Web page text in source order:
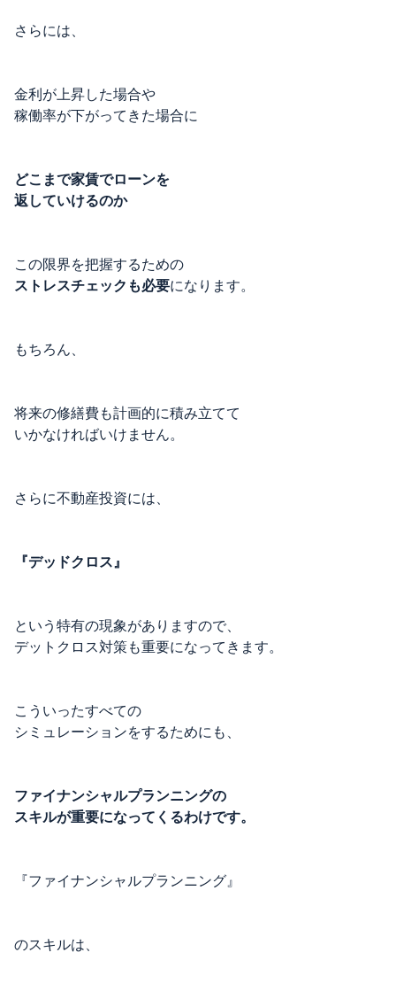
さらには、
金利が上昇した場合や
稼働率が下がってきた場合に
どこまで家賃でローンを
返していけるのか
この限界を把握するための
ストレスチェックも必要になります。
もちろん、
将来の修繕費も計画的に積み立てて
いかなければいけません。
さらに不動産投資には、
『デッドクロス』
という特有の現象がありますので、
デットクロス対策も重要になってきます。
こういったすべての
シミュレーションをするためにも、
ファイナンシャルプランニングの
スキルが重要になってくるわけです。
『ファイナンシャルプランニング』
のスキルは、